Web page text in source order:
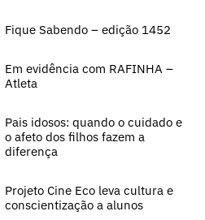
Fique Sabendo – edição 1452
Em evidência com RAFINHA –
Atleta
Pais idosos: quando o cuidado e
o afeto dos filhos fazem a
diferença
Projeto Cine Eco leva cultura e
conscientização a alunos